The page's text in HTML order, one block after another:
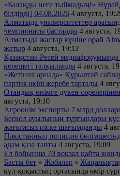
«Балаңды неге тыймадың!»
білдірді | 04.08.2026 4 августа,
Алматыда университеттер
чемпионаты басталды 4 августа,
Алматыда жастар күніне орай
жатыр 4 августа, 19:12
Қазақстан-Ресей
келешегі талқыланды 4 августа,
«Жетінші арнада» Құрылтай
партия өкілі жеребе тартады 4
Отандық өнімге дүкен
августа, 19:10
Агроөнім экспорты 7 млрд
Бескөл ауылының тұрғындары
жағымсыз иіске шағымданды 4
Пәкістанның полиция
адам қаза тапты 4 августа, 19:09
Ел бойынша 70 вокзал қайта
Басты бет » Жобалар »
күл-қоқыстың ортасында өмір